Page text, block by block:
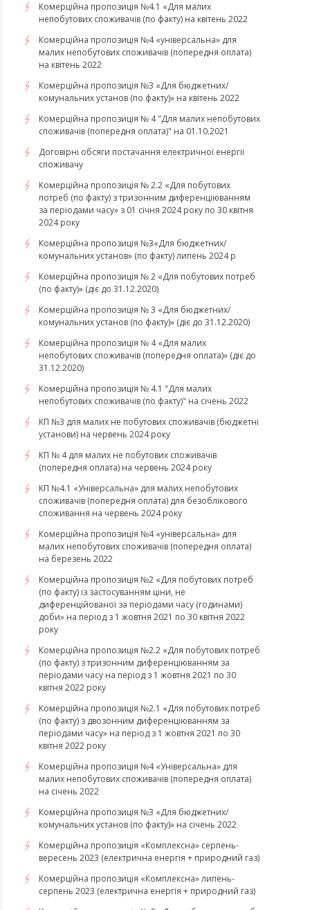
Комерційна пропозиція №4.1 «Для малих
непобутових споживачів (по факту) на квітень 2022
​​​​​​​Комерційна пропозиція №4 «універсальна» для
малих непобутових споживачів (попередня оплата)
на квітень 2022
Комерційна пропозиція №3 «Для бюджетних/
комунальних установ (по факту)» на квітень 2022
Комерційна пропозиція № 4 "Для малих непобутових
споживачів (попередня оплата)" на 01.10.2021
Договірні обсяги постачання електричної енергії
споживачу
Комерційна пропозиція № 2.2 «Для побутових
потреб (по факту) з тризонним диференціюванням
за періодами часу» з 01 січня 2024 року по 30 квітня
2024 року
Комерційна пропозиція №3«Для бюджетних/
комунальних установ» (по факту) липень 2024 р
Комерційна пропозиція № 2 «Для побутових потреб
(по факту)» (діє до 31.12.2020)
Комерційна пропозиція № 3 «Для бюджетних/
комунальних установ (по факту)» (діє до 31.12.2020)
Комерційна пропозиція № 4 «Для малих
непобутових споживачів (попередня оплата)» (діє до
31.12.2020)
Комерційна пропозиція № 4.1 "Для малих
непобутових споживачів (по факту)" на січень 2022
КП №3 для малих не побутових споживачів (бюджетні
установи) на червень 2024 року
КП № 4 для малих не побутових споживачів
(попередня оплата) на червень 2024 року
КП №4.1 «Універсальна» для малих непобутових
споживачів (попередня оплата) для безоблікового
споживання на червень 2024 року
​​​​​​​Комерційна пропозиція №4 «універсальна» для
малих непобутових споживачів (попередня оплата)
на березень 2022
Комерційна пропозиція №2 «Для побутових потреб
(по факту) із застосуванням ціни, не
диференційованої за періодами часу (годинами)
доби» на період з 1 жовтня 2021 по 30 квітня 2022
року
Комерційна пропозиція №2.2 «Для побутових потреб
(по факту) з тризонним диференціюванням за
періодами часу на період з 1 жовтня 2021 по 30
квітня 2022 року
Комерційна пропозиція №2.1 «Для побутових потреб
(по факту) з двозонним диференціюванням за
періодами часу» на період з 1 жовтня 2021 по 30
квітня 2022 року
Комерційна пропозиція №4 «Універсальна» для
малих непобутових споживачів (попередня оплата)
на січень 2022
Комерційна пропозиція №3 «Для бюджетних/
комунальних установ (по факту)» на січень 2022
​​​​​​​Комерційна пропозиція «Комплексна» серпень-
вересень 2023 (електрична енергія + природний газ)
​​​​​​​Комерційна пропозиція «Комплексна» липень-
серпень 2023 (електрична енергія + природний газ)